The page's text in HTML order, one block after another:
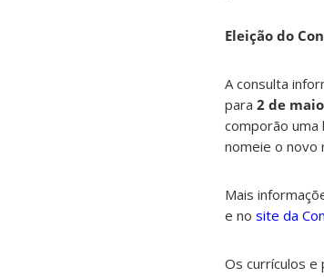
Eleição do
A consulta
para 2 de maio
comporão uma
nomeie o novo
Mais
e no site da
Os currículos e